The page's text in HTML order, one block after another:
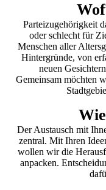
Parteizugehörigkeit
oder schlecht für
Menschen aller
Hintergründe, von
neuen
Gemeinsam möchten
Der Austausch mit
zentral. Mit Ihren
wollen wir die
anpacken.